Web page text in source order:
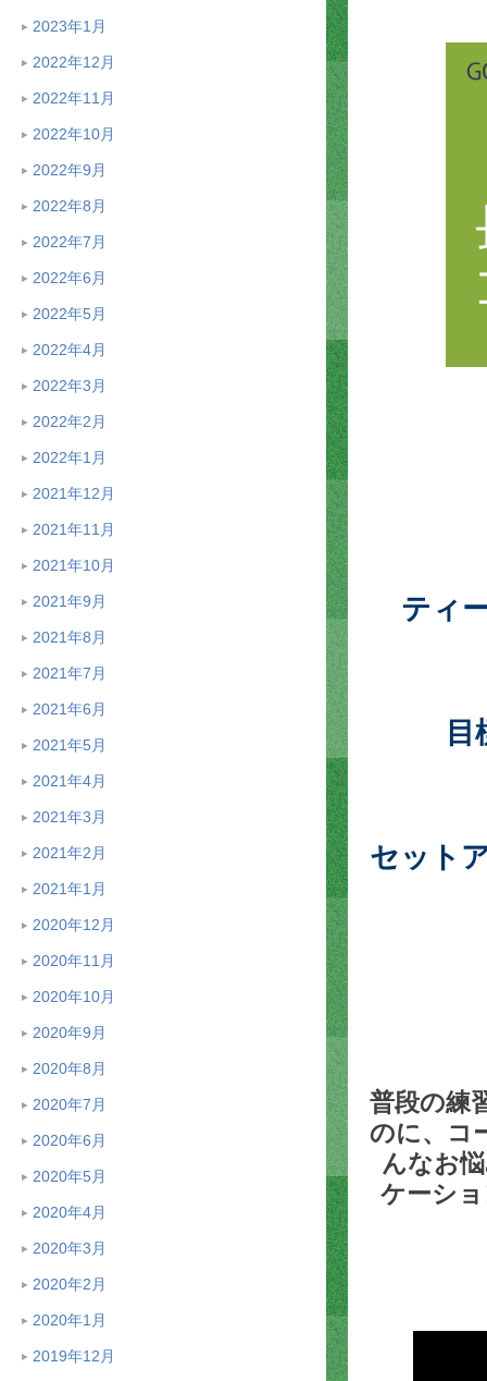
2023年1月
2022年12月
2022年11月
2022年10月
2022年9月
2022年8月
2022年7月
2022年6月
2022年5月
2022年4月
2022年3月
2022年2月
2022年1月
2021年12月
2021年11月
2021年10月
2021年9月
2021年8月
2021年7月
2021年6月
2021年5月
2021年4月
2021年3月
2021年2月
2021年1月
2020年12月
2020年11月
2020年10月
2020年9月
2020年8月
2020年7月
2020年6月
2020年5月
2020年4月
2020年3月
2020年2月
2020年1月
2019年12月
ティ
セット
普段の練
のに、コ
んなお
ケーシ